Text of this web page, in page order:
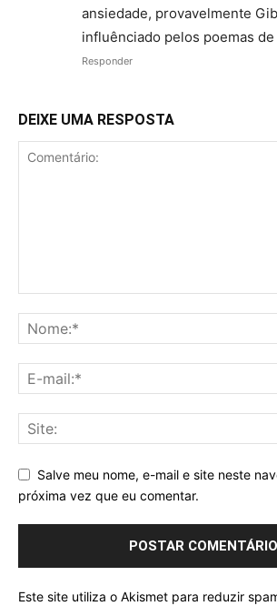
ansiedade, provavelmente
influênciado pelos poemas de
Responder
DEIXE UMA RESPOSTA
Salve meu nome, e-mail e site neste
próxima vez que eu comentar.
Este site utiliza o Akismet para reduzir